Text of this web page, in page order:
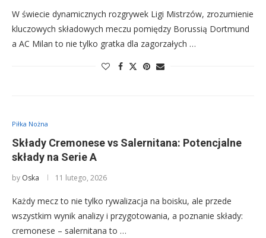
W świecie dynamicznych rozgrywek Ligi Mistrzów, zrozumienie
kluczowych składowych meczu pomiędzy Borussią Dortmund
a AC Milan to nie tylko gratka dla zagorzałych …
Piłka Nożna
Składy Cremonese vs Salernitana: Potencjalne
składy na Serie A
by Oska 11 lutego, 2026
Każdy mecz to nie tylko rywalizacja na boisku, ale przede
wszystkim wynik analizy i przygotowania, a poznanie składy:
cremonese – salernitana to …